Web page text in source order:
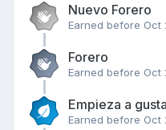
Nuevo Forero
Earned before Oct
Forero
Earned before Oct
Empieza a
Earned before Oct